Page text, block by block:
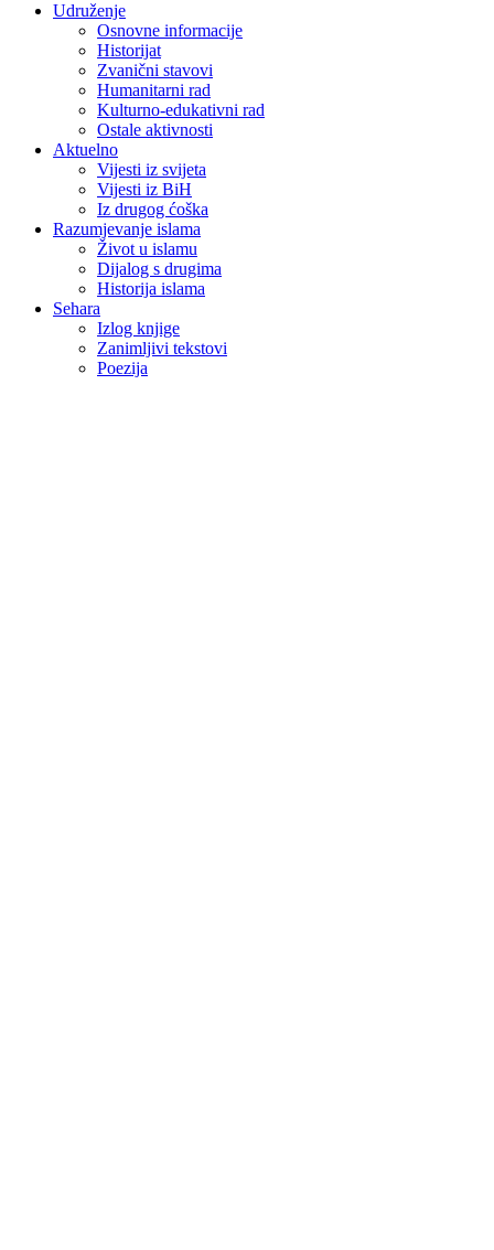
Udruženje
Osnovne informacije
Historijat
Zvanični stavovi
Humanitarni rad
Kulturno-edukativni rad
Ostale aktivnosti
Aktuelno
Vijesti iz svijeta
Vijesti iz BiH
Iz drugog ćoška
Razumjevanje islama
Život u islamu
Dijalog s drugima
Historija islama
Sehara
Izlog knjige
Zanimljivi tekstovi
Poezija